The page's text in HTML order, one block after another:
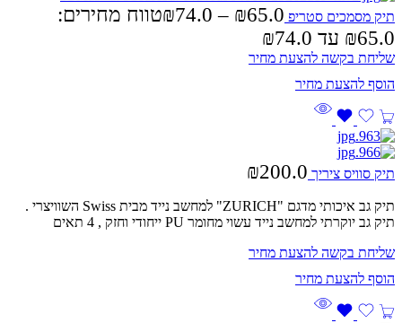
תיק מסמכים סטריפ ₪65.0
–
₪74.0
טווח מחירים:
שליחת בקשה להצעת מחיר
תיק סוויס ציריך ₪200.0
תיק גב איכותי מדגם "ZURICH" למחשב נייד מבית Swiss השוויצרי .
תיק גב יוקרתי למחשב נייד עשוי מחומר PU ייחודי וחזק , 4 תאים
שליחת בקשה להצעת מחיר